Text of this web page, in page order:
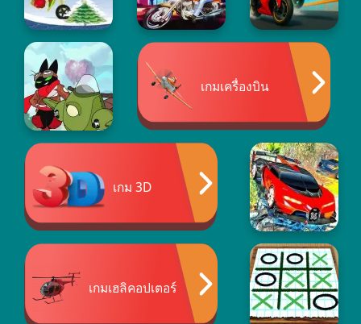
เกมเครื่องบิน
เกม 3D
เกมเฮลิคอปเตอร์